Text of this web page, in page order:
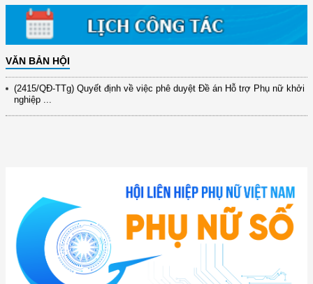
VĂN BẢN HỘI
(417/QĐ-BNNMT) Quyết định phê duyệt Chương trình mục tiêu quốc gia
xây dựng ...
(891/KH-ĐCT) Kế hoạch thực hiện Nghị quyết số 72-NQ/TW ngày
9/9/2025 của Bộ ...
(2415/QĐ-TTg) Quyết định về việc phê duyệt Đề án Hỗ trợ Phụ nữ khởi
nghiệp ...